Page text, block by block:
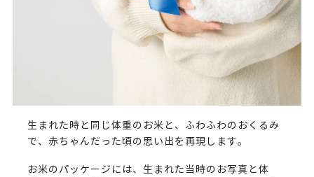
生まれた時と同じ体重のお米と、ふわふわのおくるみ
で、赤ちゃんだった頃の思い出を再現します。
お米のパッケージには、生まれた当時のお写真と体